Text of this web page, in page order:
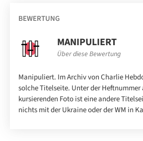
BEWERTUNG
MANIPULIERT
Über diese Bewertung
Manipuliert. Im Archiv von Charlie
solche Titelseite. Unter der Heftnummer
kursierenden Foto ist eine andere
nichts mit der Ukraine oder der WM in